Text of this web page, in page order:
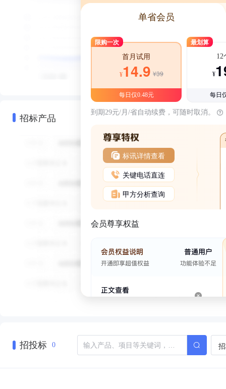
招标产品
单省会员
限购一次
首月试用
¥14.9 ¥39
每日仅0.48元
最划算
12
¥
每日
到期29元/月/省自动续费，可随时取消。
标讯详情查看
关键电话直连
甲方分析查询
会员尊享权益
招投标 0